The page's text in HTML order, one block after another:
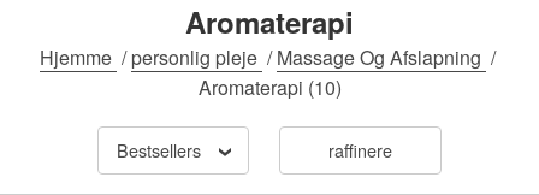
Aromaterapi
Hjemme /personlig pleje /Massage Og Afslapning /
Aromaterapi (10)
Bestsellers raffinere